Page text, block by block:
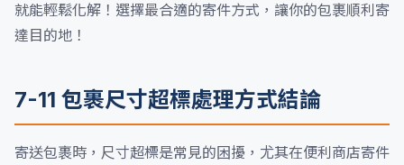
就能輕鬆化解！選擇最合適的寄件方式，讓你的包裹順利寄
達目的地！
7-11 包裹尺寸超標處理方式結論
寄送包裹時，尺寸超標是常見的困擾，尤其在便利商店寄件